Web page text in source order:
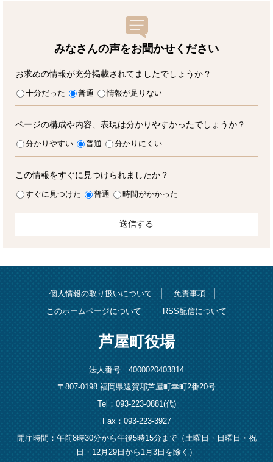
みなさんの声をお聞かせ ください
お求めの情報が充分掲載されてましたでしょうか？
十分だった 普通 情報が足りない
ページの構成や内容、表現は分かりやすかったでしょうか？
分かりやすい 普通 分かりにくい
この情報をすぐに見つけられましたか？
すぐに見つけた 普通 時間がかかった
個人情報の取り扱いについて
免責事項
このホームページについて
RSS配信について
芦屋町役場
法人番号 4000020403814
〒807-0198 福岡県遠賀郡芦屋町幸町2番20号
Tel：093-223-0881(代)
Fax：093-223-3927
開庁時間：午前8時30分から午後5時15分まで（土曜日・日曜日・祝
日・12月29日から1月3日を除く）